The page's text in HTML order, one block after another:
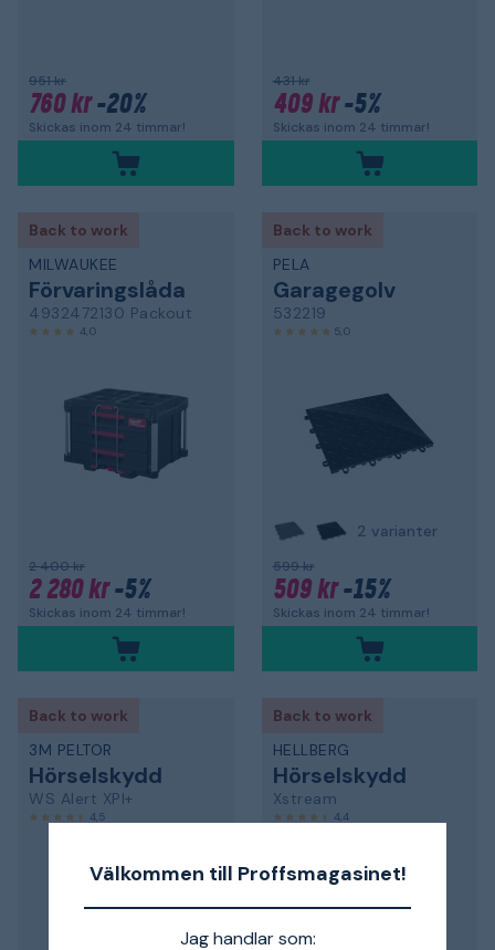
Välkommen till Proffsmagasinet!
Jag handlar som:
951 kr
760 kr-20%
Skickas inom 24 timmar!
431 kr
409 kr-5%
Skickas inom 24 timmar!
Back to work
MILWAUKEE
Förvaringslåda
4932472130 Packout
4,0
2 400 kr
2 280 kr-5%
Skickas inom 24 timmar!
Back to work
PELA
Garagegolv
532219
5,0
2 varianter
599 kr
509 kr-15%
Skickas inom 24 timmar!
Back to work
3M PELTOR
Hörselskydd
WS Alert XPI+
4,5
Back to work
HELLBERG
Hörselskydd
Xstream
4,4